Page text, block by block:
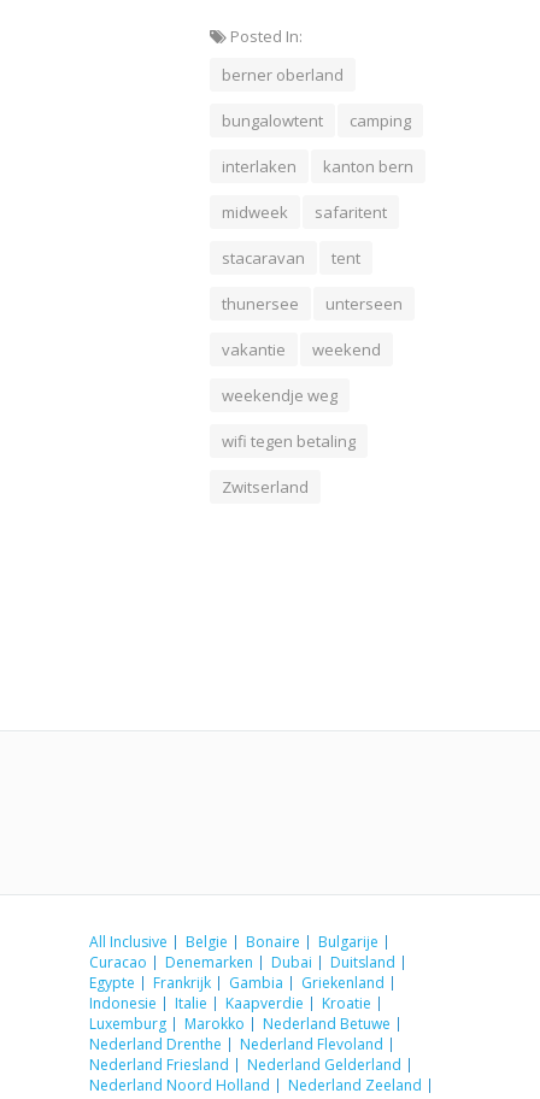
Posted In:
berner oberland
bungalowtent camping
interlaken kanton bern
midweek safaritent
stacaravan tent
thunersee unterseen
vakantie weekend
weekendje weg
wifi tegen betaling
Zwitserland
All Inclusive Belgie Bonaire
Bulgarije
Curacao
Denemarken Dubai
Duitsland
Egypte
Frankrijk Gambia
Griekenland
Indonesie
Italie Kaapverdie
Kroatie
Luxemburg
Marokko
Nederland Betuwe
Nederland Drenthe
Nederland Flevoland
Nederland Friesland
Nederland Gelderland
Nederland Noord Holland
Nederland Zeeland